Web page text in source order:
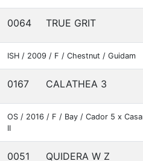
0064 TRUE GRIT
ISH / 2009 / F / Chestnut / Guidam
0167 CALATHEA 3
OS / 2016 / F / Bay / Cador 5 x
II
0051 QUIDERA W Z